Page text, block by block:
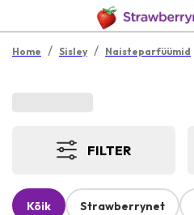
Home / Sisley / Naisteparfüümid
FILTER
Kõik Strawberrynet